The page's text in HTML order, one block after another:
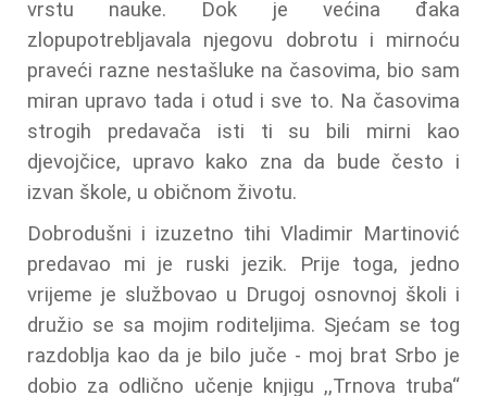
vrstu nauke. Dok je većina đaka
zlopupotrebljavala njegovu dobrotu i mirnoću
praveći razne nestašluke na časovima, bio sam
miran upravo tada i otud i sve to. Na časovima
strogih predavača isti ti su bili mirni kao
djevojčice, upravo kako zna da bude često i
izvan škole, u običnom životu.
Dobrodušni i izuzetno tihi Vladimir Martinović
predavao mi je ruski jezik. Prije toga, jedno
vrijeme je službovao u Drugoj osnovnoj školi i
družio se sa mojim roditeljima. Sjećam se tog
razdoblja kao da je bilo juče - moj brat Srbo je
dobio za odlično učenje knjigu ,,Trnova truba“